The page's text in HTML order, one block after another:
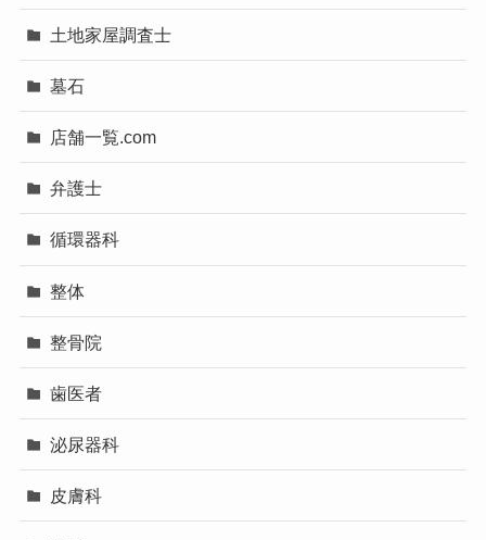
土地家屋調査士
墓石
店舗一覧.com
弁護士
循環器科
整体
整骨院
歯医者
泌尿器科
皮膚科